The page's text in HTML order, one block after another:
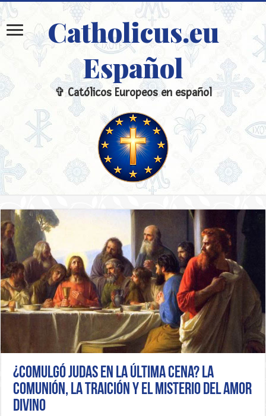
Catholicus.eu
Español
✞ Católicos Europeos en español
¿Comulgó Judas en la Última Cena? La
Comunión, la Traición y el Misterio del Amor
Divino